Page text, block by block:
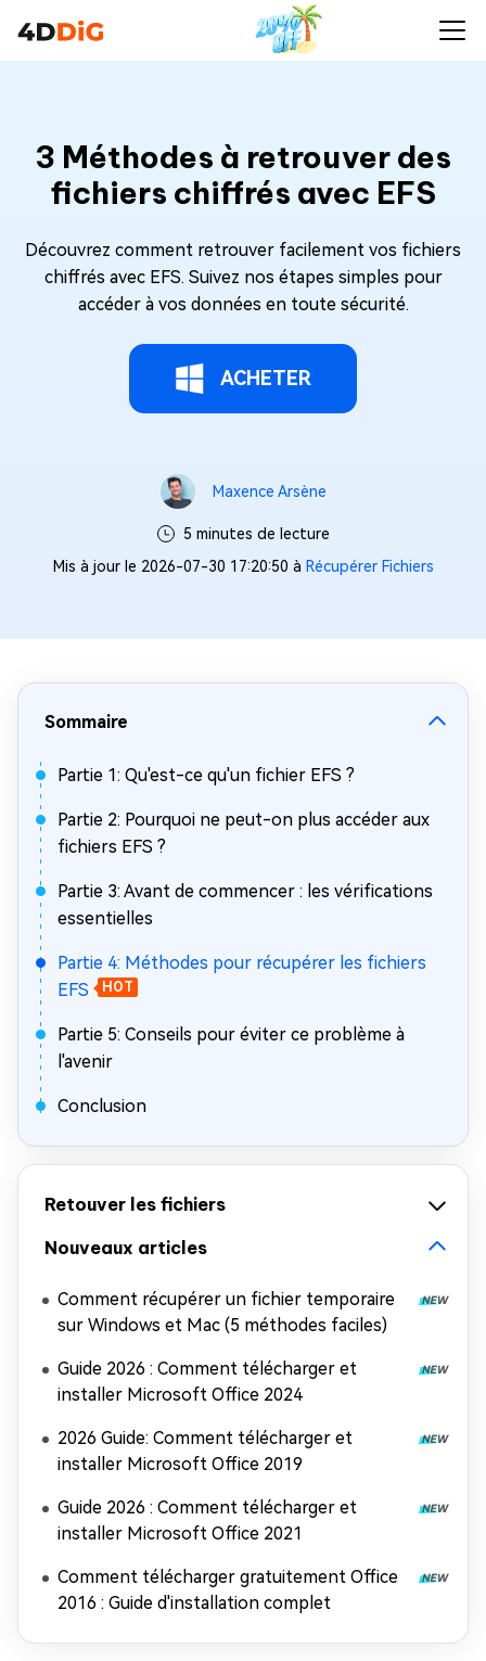
3 Méthodes à retrouver des
fichiers chiffrés avec EFS
Découvrez comment retrouver facilement vos fichiers
chiffrés avec EFS. Suivez nos étapes simples pour
accéder à vos données en toute sécurité.
ACHETER
Maxence Arsène
5 minutes de lecture
Mis à jour le 2026-07-30 17:20:50 à Récupérer Fichiers
Sommaire
Partie 1: Qu'est-ce qu'un fichier EFS ?
Partie 2: Pourquoi ne peut-on plus accéder aux
fichiers EFS ?
Partie 3: Avant de commencer : les vérifications
essentielles
Partie 4: Méthodes pour récupérer les fichiers
EFS
HOT
Partie 5: Conseils pour éviter ce problème à
l'avenir
Conclusion
Retouver les fichiers
Nouveaux articles
Comment récupérer un fichier temporaire
sur Windows et Mac (5 méthodes faciles)
Guide 2026 : Comment télécharger et
installer Microsoft Office 2024
2026 Guide: Comment télécharger et
installer Microsoft Office 2019
Guide 2026 : Comment télécharger et
installer Microsoft Office 2021
Comment télécharger gratuitement Office
2016 : Guide d'installation complet